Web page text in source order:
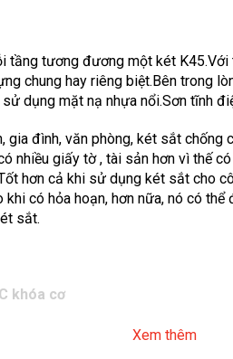
tầng tương đương một két
chung hay riêng biệt.Bên trong
dụng mặt nạ nhựa nổi.Sơn tĩnh
gia đình, văn phòng, két sắt chống
nhiều giấy tờ , tài sản hơn vì thế
hơn cả khi sử dụng két sắt cho
có hỏa hoạn, hơn nữa, nó có
sắt.
khóa cơ
Xem thêm